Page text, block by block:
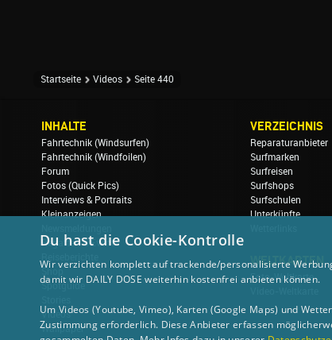
Startseite Videos Seite 440
INHALTE
Fahrtechnik (Windsurfen)
Fahrtechnik (Windfoilen)
Forum
Fotos (Quick Pics)
Interviews & Portraits
Kleinanzeigen
Regatten & Events
Spotguide
Videos
Wallpaper
VERZEICHNIS
Reparaturanbieter
Surfmarken
Surfreisen
Surfshops
Surfschulen
Unterkünfte
WELTKARTEN
Foto-Weltkarte
Du hast die Cookie-Kontrolle
Wir verzichten komplett auf trackende/personalisierte
damit wir DAILY DOSE weiterhin kostenfrei anbieten können.
Um Videos (Youtube, Vimeo), Karten (Google Maps) und
Zustimmung erforderlich. Diese Anbieter erfassen